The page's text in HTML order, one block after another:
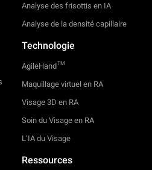
Analyse des frisottis en IA
Analyse de la densité capillaire
Technologie
AgileHandTM
Maquillage virtuel en RA
Visage 3D en RA
Soin du Visage en RA
L’IA du Visage
Ressources